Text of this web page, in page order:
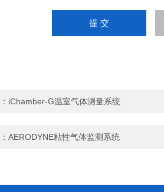
iChamber-G温室气体测量系统
AERODYNE粘性气体监测系统